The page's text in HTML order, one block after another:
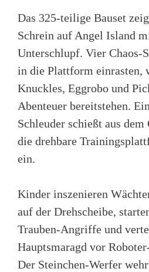
Das 325-teilige Bauset
Schrein auf Angel Island
Unterschlupf. Vier Chaos-
in die Plattform einrasten,
Knuckles, Eggrobo und
Abenteuer bereitstehen.
Schleuder schießt aus dem
die drehbare
ein.
Kinder inszenieren
auf der Drehscheibe,
Trauben-Angriffe und
Hauptsmaragd vor
Der Steinchen-Werfer